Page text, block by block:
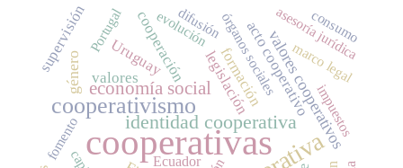
cooperativas
cooperativismo
identidad cooperativa
economía social
género valores cooperativos
cooperación legislación
formaciónacto cooperativo
valores
Uruguay
supervisión marco legal
órganos sociales
Ecuador
fomento
evolución asesoría jurídica
difusión
Portugal
impuestos
consumo